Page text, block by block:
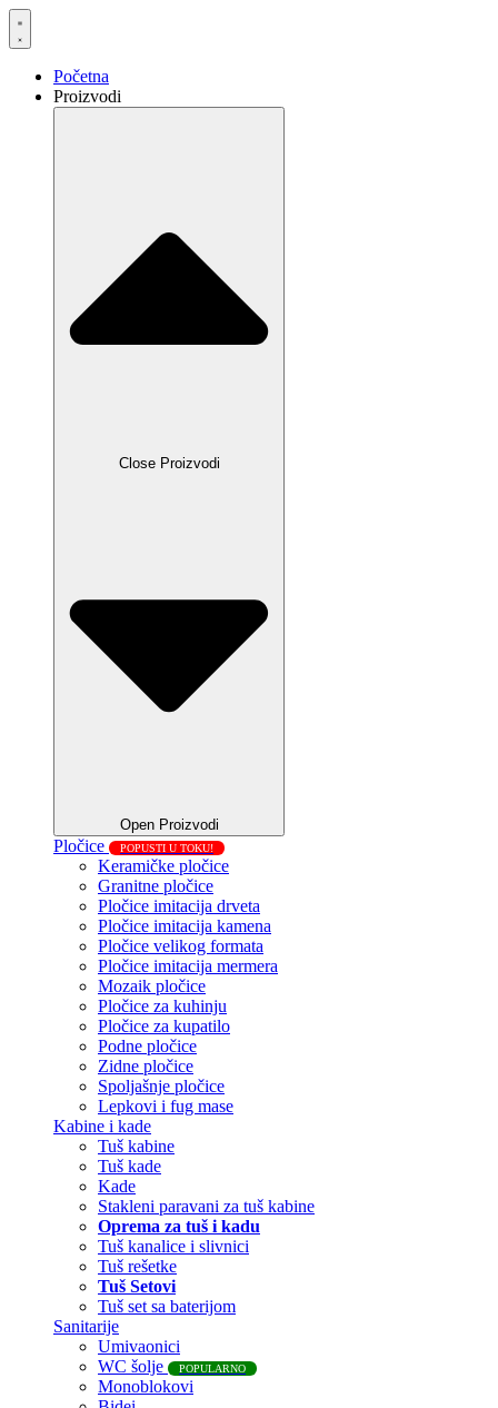
Skočite
na
Početna
Proizvodi
Close Proizvodi
Open Proizvodi
Pločice POPUSTI U TOKU!
Keramičke pločice
Granitne pločice
Pločice imitacija drveta
Pločice imitacija kamena
Pločice velikog formata
Pločice imitacija mermera
Mozaik pločice
Pločice za kuhinju
Pločice za kupatilo
Podne pločice
Zidne pločice
Spoljašnje pločice
Lepkovi i fug mase
Kabine i kade
Tuš kabine
Tuš kade
Kade
Stakleni paravani za tuš kabine
Oprema za tuš i kadu
Tuš kanalice i slivnici
Tuš rešetke
Tuš Setovi
Tuš set sa baterijom
Sanitarije
Umivaonici
WC šolje
POPULARNO
Monoblokovi